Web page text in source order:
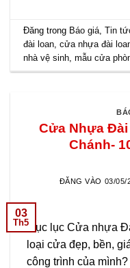
Đăng trong Báo giá,Tin
đài loan,cửa nhựa đài
nhà vệ sinh,mẫu cửa
Cửa Nhựa Đài
Chánh-
ĐĂNG VÀO 03/05/
03
Th5Mục lục Cửa nhựa
loại cửa đẹp, bền,
công trình của